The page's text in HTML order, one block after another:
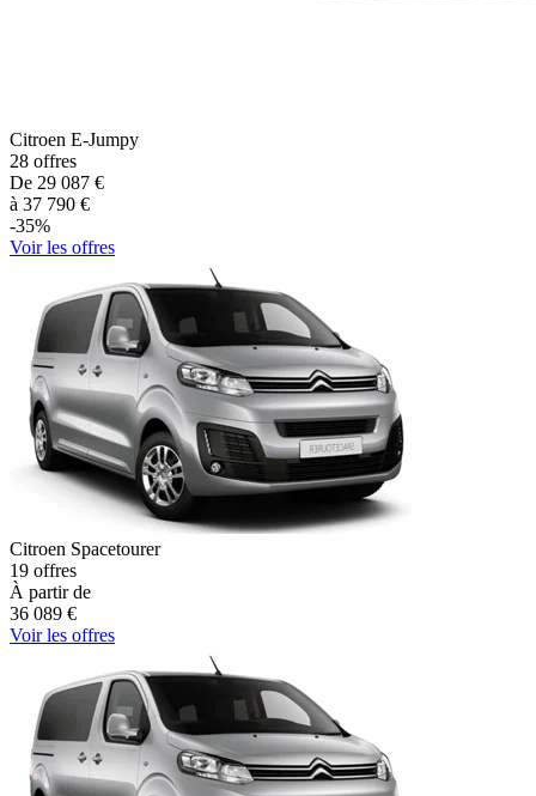
Citroen E-Jumpy
28 offres
De 29 087 €
à 37 790 €
-35%
Voir les offres
Citroen Spacetourer
19 offres
À partir de
36 089 €
Voir les offres